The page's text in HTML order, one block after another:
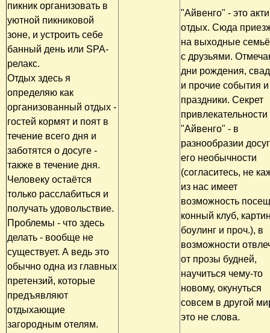
пикник организовать в
уютной пикниковой
зоне, и устроить себе
банный день или SPA-
релакс.
Отдых здесь я
определяю как
организованный отдых -
гостей кормят и поят в
течение всего дня и
заботятся о досуге -
также в течение дня.
Человеку остаётся
только расслабиться и
получать удовольствие.
Проблемы - что здесь
делать - вообще не
существует. А ведь это
обычно одна из главных
претензий, которые
предъявляют
отдыхающие
загородным отелям.
"Айвенго" - это
отдых. Сюда
на выходные
с друзьями.
дни рождения,
и прочие события и
праздники. Секрет
привлекательности
"Айвенго" - в
разнообразии
его необычности
(согласитесь, не
из нас имеет
возможность
конный клуб,
боулинг и проч.), в
возможности
от прозы будней,
научиться чему-то
новому, окунуться
совсем в другой
это не слова.